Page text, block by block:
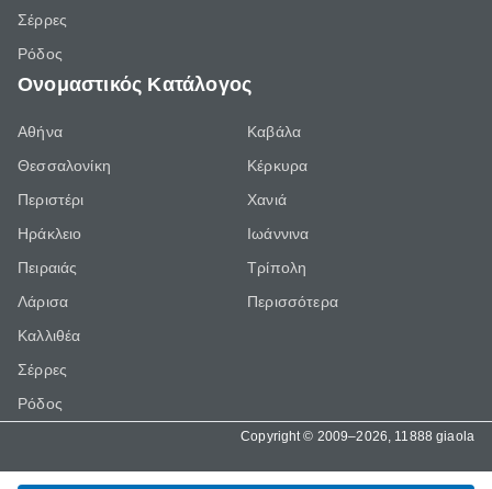
Σέρρες
Ρόδος
Ονομαστικός Κατάλογος
Αθήνα
Θεσσαλονίκη
Περιστέρι
Ηράκλειο
Πειραιάς
Λάρισα
Καλλιθέα
Σέρρες
Ρόδος
Καβάλα
Κέρκυρα
Χανιά
Ιωάννινα
Τρίπολη
Περισσότερα
Copyright © 2009–2026, 11888 giaola